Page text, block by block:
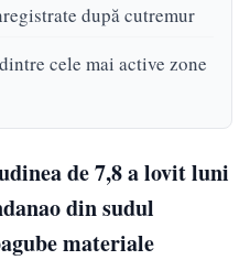
după cutremur
cele mai active zone
de 7,8 a lovit luni
din sudul
materiale